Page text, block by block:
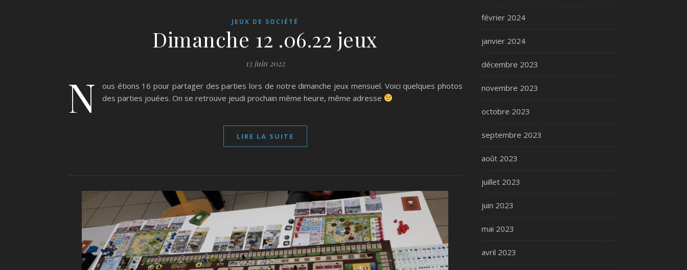
JEUX DE SOCIÉTÉ
Dimanche 12 .06.22 jeux
13 juin 2022
N
ous étions 16 pour partager des parties lors de notre dimanche jeux mensuel. Voici quelques photos
des parties jouées. On se retrouve jeudi prochain même heure, même adresse
LIRE LA SUITE
février 2024
janvier 2024
décembre 2023
novembre 2023
octobre 2023
septembre 2023
août 2023
juillet 2023
juin 2023
mai 2023
avril 2023